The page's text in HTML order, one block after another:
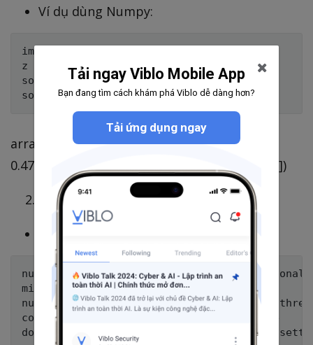
Ví dụ dùng Numpy:
import numpy as np
z = [1.0, 2.0, 3.0, 4.0, 1.0, 2.0, 3.0]
softmax = np.exp(z)/np.sum(np.exp(z))
array([0.02364054, 0.06426166, 0.1746813 ,
0.474833 , 0.02364054, 0.06426166, 0.1746813 ])
Dự đoán probability của từ:
num_features = 300  # Word vector
min_word_count = 2 # Minimum word count
num_workers = 4     # Number of parallel
context = 10        # Context window size
downsampling = 1e-3 # (0.001) Downsample
Tải ngay Viblo Mobile App
Bạn đang tìm cách khám phá Viblo dễ dàng hơn?
Tải ứng dụng ngay